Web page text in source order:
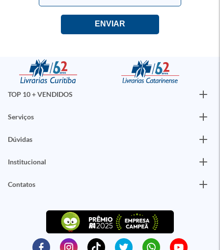
TOP 10 + VENDIDOS
Serviços
Dúvidas
Institucional
Contatos